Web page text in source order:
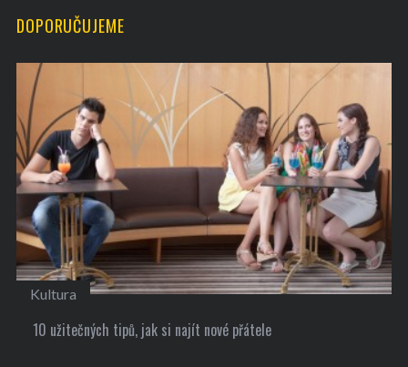
DOPORUČUJEME
Kultura
10 užitečných tipů, jak si najít nové přátele